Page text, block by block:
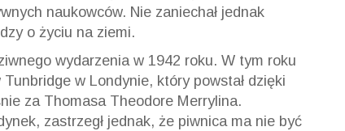
naukowców. Nie zaniechał jednak
o życiu na ziemi.
wydarzenia w 1942 roku. W tym roku
w Londynie, który powstał dzięki
za Thomasa Theodore Merrylina.
zastrzegł jednak, że piwnica ma nie być